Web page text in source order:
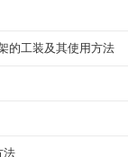
的工装及其使用方法
法